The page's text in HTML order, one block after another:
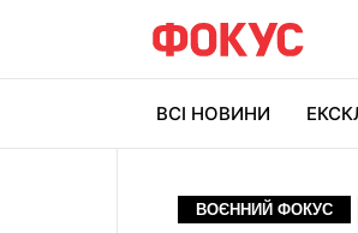
ВСІ НОВИНИ
ВОЄННИЙ ФОКУС